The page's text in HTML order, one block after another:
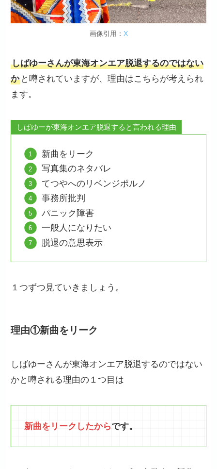
画像引用： X
しばゆーさんが東海オンエア脱退するのではない
か と噂されていますが、理由はこちらが考えられ
ます。
しばゆーが東海オンエア脱退すると言われる理由
新曲をリーク
写真集のネタバレ
てつやへのリベンジポルノ
事務所批判
パニック障害
一般人になりたい
脱退の意思表示
１つずつ見ていきましょう。
理由①新曲をリーク
しばゆーさんが東海オンエア脱退するのではない
かと噂される理由の１つ目は
新曲をリークしたからです。